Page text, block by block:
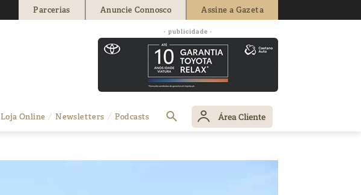
Parcerias Anuncie Connosco Assine a Gazeta
- publicidade -
Loja Online Newsletters Podcasts Área Cliente